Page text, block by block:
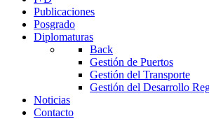
Publicaciones
Posgrado
Diplomaturas
Back
Gestión de Puertos
Gestión del Transporte
Gestión del Desarrollo
Noticias
Contacto